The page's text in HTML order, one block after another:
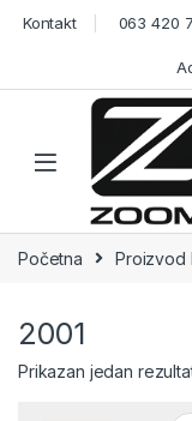
Skip to navigation
Skip to content
Kontakt 063 420
Open
Početna Proizvod
2001
Prikazan jedan